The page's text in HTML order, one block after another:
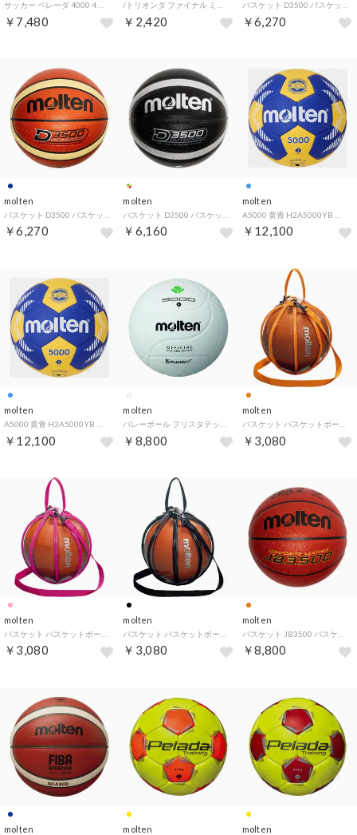
￥7,480 ￥2,420 ￥6,270
molten
￥6,270
molten
￥6,160
molten
￥12,100
molten
￥12,100
molten
￥8,800
molten
￥3,080
molten
￥3,080
molten
￥3,080
molten
￥8,800
molten molten molten